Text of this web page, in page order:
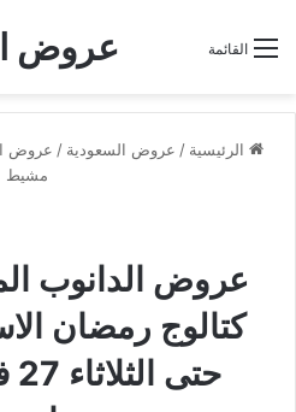
عروض القائمة
الرئيسية / عروض السعودية / عروض
مشيط
عروض الدانوب
كتالوج رمضان